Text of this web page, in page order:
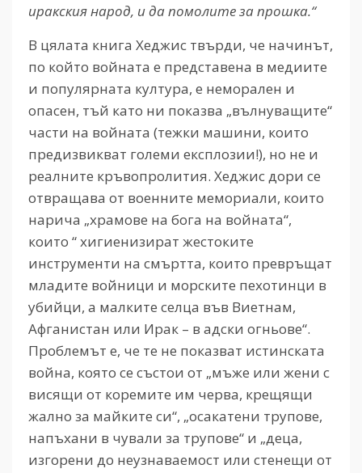
иракския народ, и да помолите за прошка.“
В цялата книга Хеджис твърди, че начинът,
по който войната е представена в медиите
и популярната култура, е неморален и
опасен, тъй като ни показва „вълнуващите“
части на войната (тежки машини, които
предизвикват големи експлозии!), но не и
реалните кръвопролития. Хеджис дори се
отвращава от военните мемориали, които
нарича „храмове на бога на войната“,
които “ хигиенизират жестоките
инструменти на смъртта, които превръщат
младите войници и морските пехотинци в
убийци, а малките селца във Виетнам,
Афганистан или Ирак – в адски огньове“.
Проблемът е, че те не показват истинската
война, която се състои от „мъже или жени с
висящи от коремите им черва, крещящи
жално за майките си“, „осакатени трупове,
напъхани в чували за трупове“ и „деца,
изгорени до неузнаваемост или стенещи от